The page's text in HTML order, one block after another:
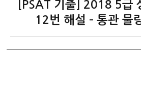
[PSAT 기출] 2018 5급
12번 해설 – 통관 물